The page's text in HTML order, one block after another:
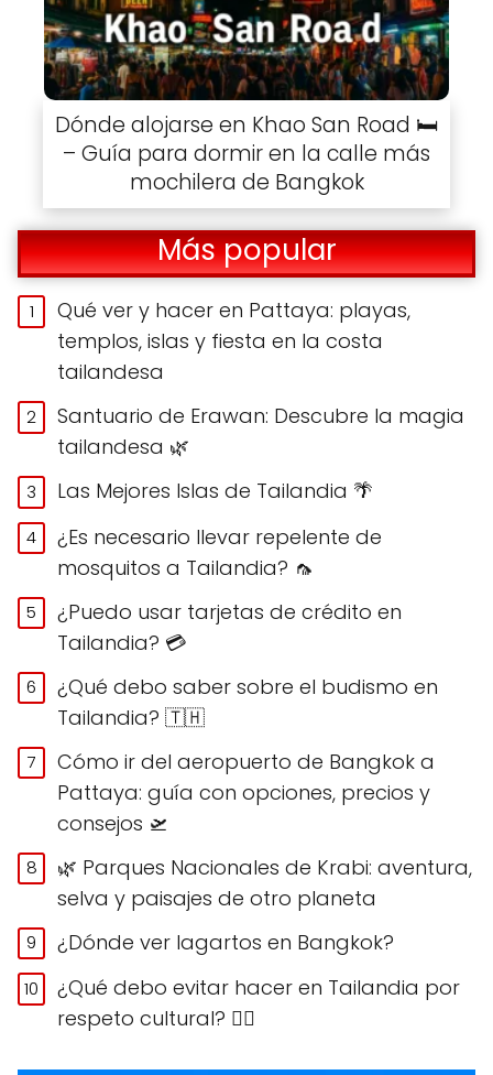
Dónde alojarse en Khao San Road 🛏️
– Guía para dormir en la calle más
mochilera de Bangkok
Más popular
Qué ver y hacer en Pattaya: playas,
templos, islas y fiesta en la costa
tailandesa
Santuario de Erawan: Descubre la magia
tailandesa 🌿
Las Mejores Islas de Tailandia 🌴
¿Es necesario llevar repelente de
mosquitos a Tailandia? 🦟
¿Puedo usar tarjetas de crédito en
Tailandia? 💳
¿Qué debo saber sobre el budismo en
Tailandia? 🇹🇭
Cómo ir del aeropuerto de Bangkok a
Pattaya: guía con opciones, precios y
consejos 🛫
🌿 Parques Nacionales de Krabi: aventura,
selva y paisajes de otro planeta
¿Dónde ver lagartos en Bangkok?
¿Qué debo evitar hacer en Tailandia por
respeto cultural? 🙅‍♀️